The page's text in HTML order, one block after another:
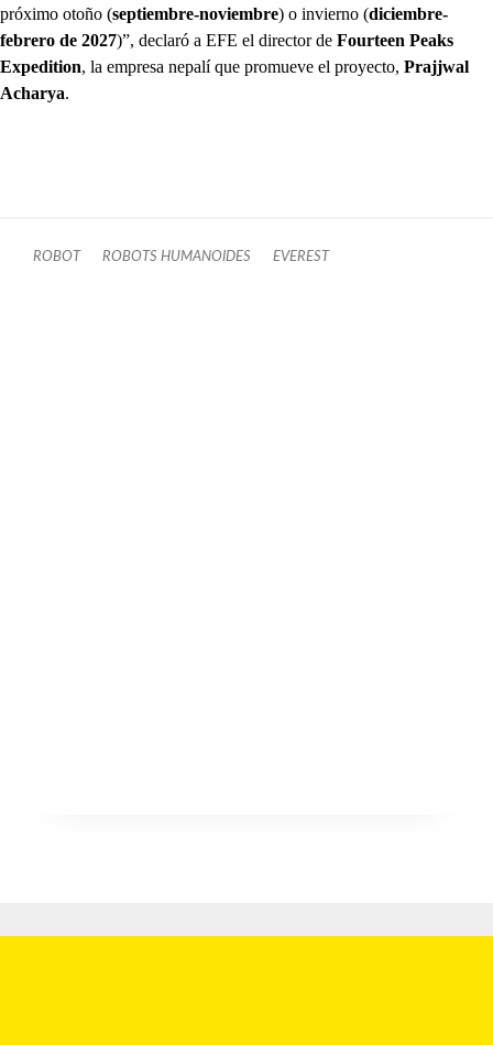
próximo otoño (septiembre-noviembre) o invierno (diciembre-
febrero de 2027)”, declaró a EFE el director de Fourteen Peaks
Expedition, la empresa nepalí que promueve el proyecto, Prajjwal
Acharya.
ROBOT ROBOTS HUMANOIDES EVEREST